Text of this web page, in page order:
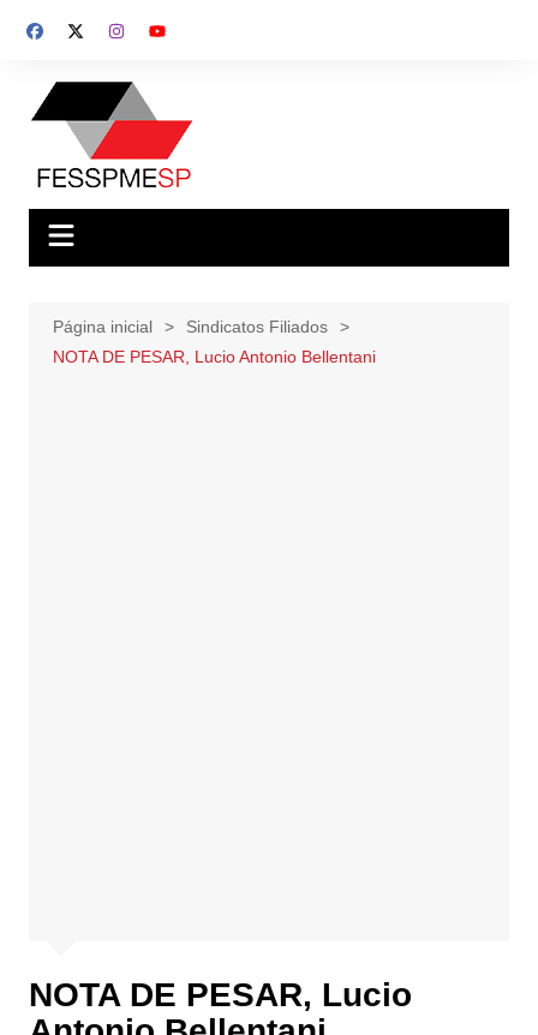
para
conteúdo
Página inicial
Sindicatos Filiados
NOTA DE PESAR, Lucio Antonio Bellentani
NOTA DE PESAR, Lucio